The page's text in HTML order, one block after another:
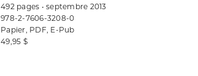
492 pages • septembre 2013
978-2-7606-3208-0
Papier, PDF, E-Pub
49,95 $